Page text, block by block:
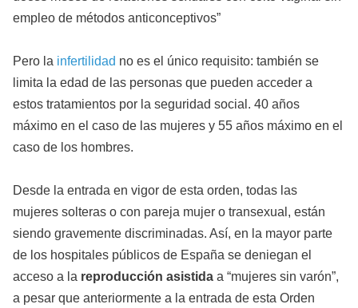
empleo de métodos anticonceptivos”
Pero la infertilidad no es el único requisito: también se
limita la edad de las personas que pueden acceder a
estos tratamientos por la seguridad social. 40 años
máximo en el caso de las mujeres y 55 años máximo en el
caso de los hombres.
Desde la entrada en vigor de esta orden, todas las
mujeres solteras o con pareja mujer o transexual, están
siendo gravemente discriminadas. Así, en la mayor parte
de los hospitales públicos de España se deniegan el
acceso a la reproducción asistida a “mujeres sin varón”,
a pesar que anteriormente a la entrada de esta Orden